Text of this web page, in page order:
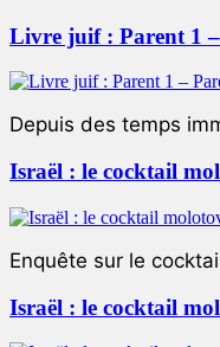
Livre juif : Parent 1
Depuis des temps
Israël : le cocktail
Enquête sur le
Israël : le cocktail